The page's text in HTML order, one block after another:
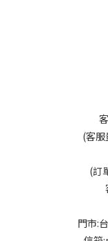
(客
(訂
門市: